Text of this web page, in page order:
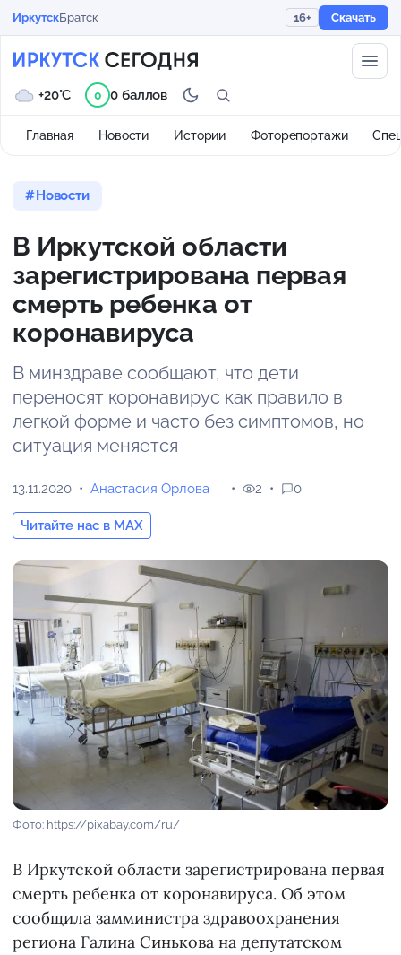
ИркутскБратск 16+ Скачать
Главная Новости Истории Фоторепортажи
+20°C 0 0 баллов
Новости
В Иркутской области
зарегистрирована первая
смерть ребенка от
коронавируса
В минздраве сообщают, что дети
переносят коронавирус как правило в
легкой форме и часто без симптомов, но
ситуация меняется
13.11.2020 Анастасия Орлова
Читайте нас в MAX
2 0
Фото: https://pixabay.com/ru/
В Иркутской области зарегистрирована первая
смерть ребенка от коронавируса. Об этом
сообщила замминистра здравоохранения
региона Галина Синькова на депутатском